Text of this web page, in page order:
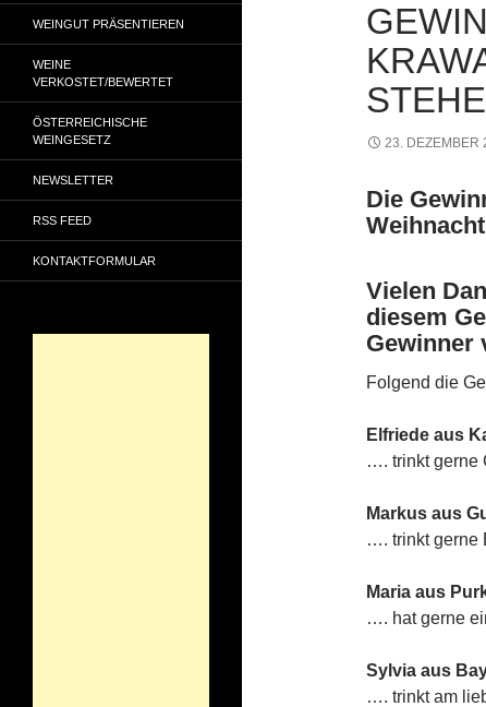
23. DEZEMBER
Die
Vielen
diesem
Gewinner
Folgend die
Elfriede aus
…. trinkt gerne
Markus aus
…. trinkt gerne
Maria aus
…. hat gerne
Sylvia aus
…. trinkt am
WEINGUT PRÄSENTIEREN
WEINE
VERKOSTET/BEWERTET
ÖSTERREICHISCHE
WEINGESETZ
NEWSLETTER
RSS FEED
KONTAKTFORMULAR